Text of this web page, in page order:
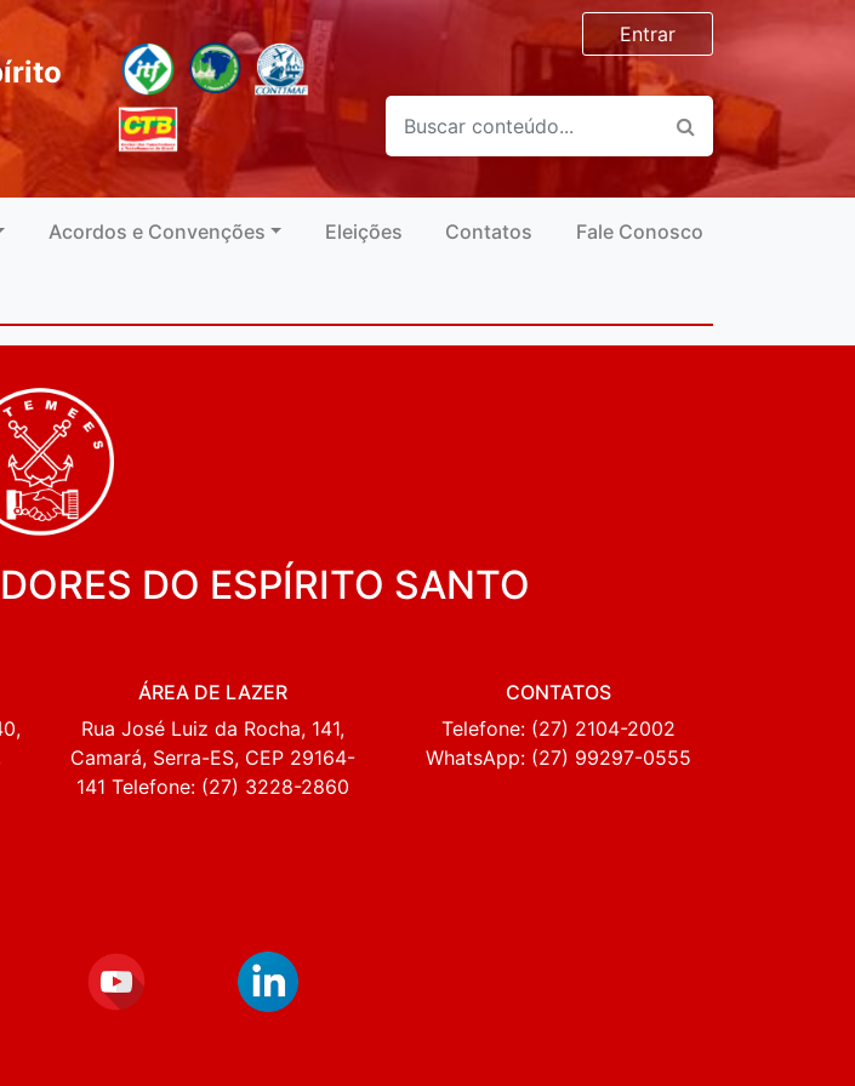
Entrar
Acordos e Convenções Eleições Contatos Fale Conosco
DO ESPÍRITO SANTO
ÁREA DE LAZER
Rua José Luiz da Rocha, 141,
Camará, Serra-ES, CEP 29164-
141 Telefone: (27) 3228-2860
CONTATOS
Telefone: (27) 2104-2002
WhatsApp: (27) 99297-0555